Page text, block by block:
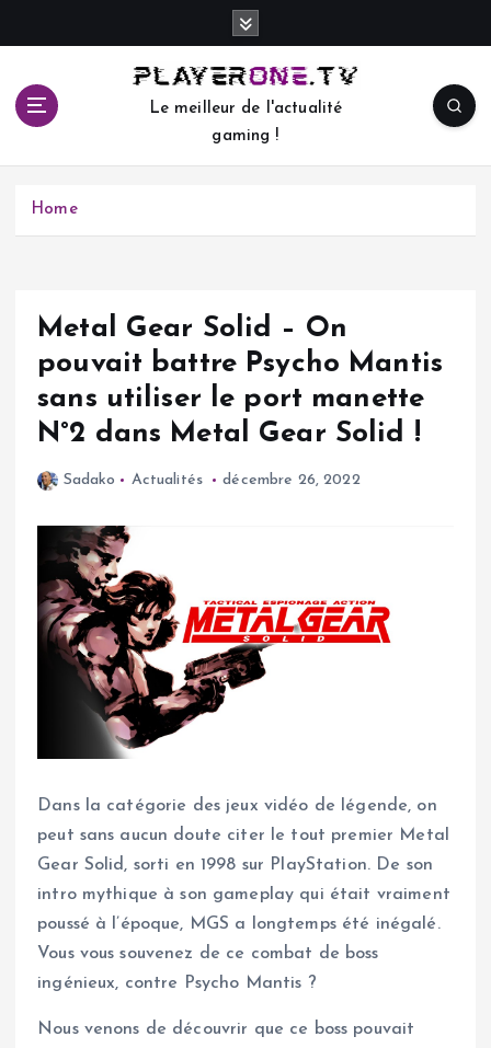
c
Le meilleur de l'actualité
gaming !
Home
Metal Gear Solid – On
pouvait battre Psycho Mantis
sans utiliser le port manette
N°2 dans Metal Gear Solid !
Sadako Actualités décembre 26, 2022
Dans la catégorie des jeux vidéo de légende, on
peut sans aucun doute citer le tout premier Metal
Gear Solid, sorti en 1998 sur PlayStation. De son
intro mythique à son gameplay qui était vraiment
poussé à l’époque, MGS a longtemps été inégalé.
Vous vous souvenez de ce combat de boss
ingénieux, contre Psycho Mantis ?
Nous venons de découvrir que ce boss pouvait